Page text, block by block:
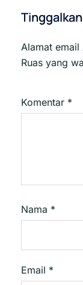
Alamat
Ruas yang
Komentar *
Nama *
Email *